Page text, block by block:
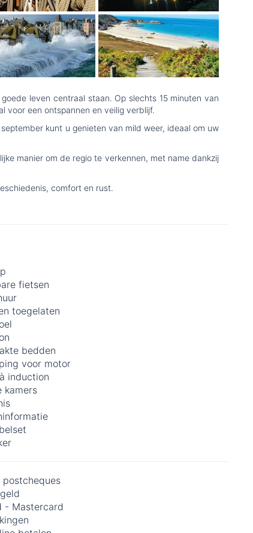
leven centraal staan. Op slechts 15 minuten van
voor een ontspannen en veilig verblijf.
kunt u genieten van mild weer, ideaal om uw
manier om de regio te verkennen, met name dankzij
comfort en rust.
fietsen
toegelaten
bedden
voor motor
induction
kamers
postcheques
- Mastercard